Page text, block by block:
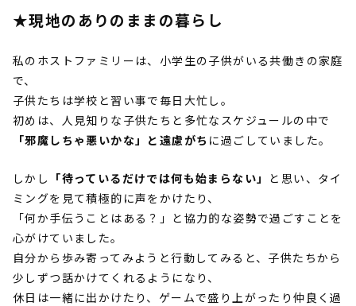
★現地のありのままの暮らし
私のホストファミリーは、小学生の子供がいる共働きの家庭
で、
子供たちは学校と習い事で毎日大忙し。
初めは、人見知りな子供たちと多忙なスケジュールの中で
「邪魔しちゃ悪いかな」と遠慮がち に過ごしていました。
しかし 「待っているだけでは何も始まらない」 と思い、タイ
ミングを見て積極的に声をかけたり、
「何か手伝うことはある？」と協力的な姿勢で過ごすことを
心がけていました。
自分から歩み寄ってみようと行動してみると、子供たちから
少しずつ話かけてくれるようになり、
休日は一緒に出かけたり、ゲームで盛り上がったり仲良く過